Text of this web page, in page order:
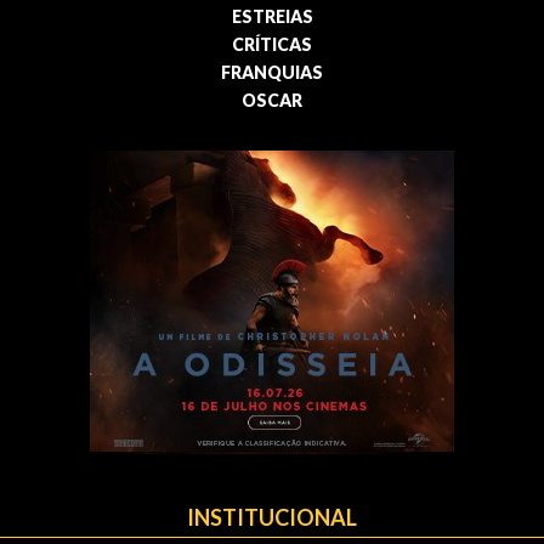
ESTREIAS
CRÍTICAS
FRANQUIAS
OSCAR
INSTITUCIONAL